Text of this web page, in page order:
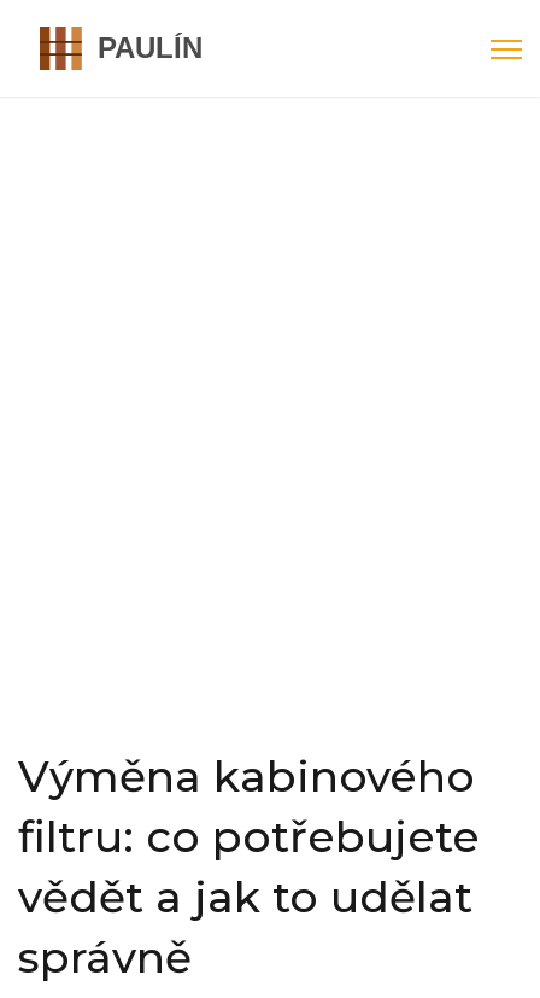
Výměna kabinového
filtru: co potřebujete
vědět a jak to udělat
správně